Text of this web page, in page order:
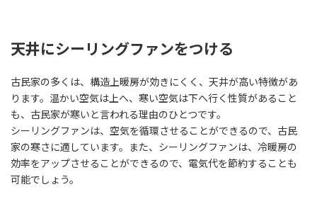
天井にシーリングファンをつける
古民家の多くは、構造上暖房が効きにくく、天井が高い特徴があ
ります。温かい空気は上へ、寒い空気は下へ行く性質があること
も、古民家が寒いと言われる理由のひとつです。
シーリングファンは、空気を循環させることができるので、古民
家の寒さに適しています。また、シーリングファンは、冷暖房の
効率をアップさせることができるので、電気代を節約することも
可能でしょう。